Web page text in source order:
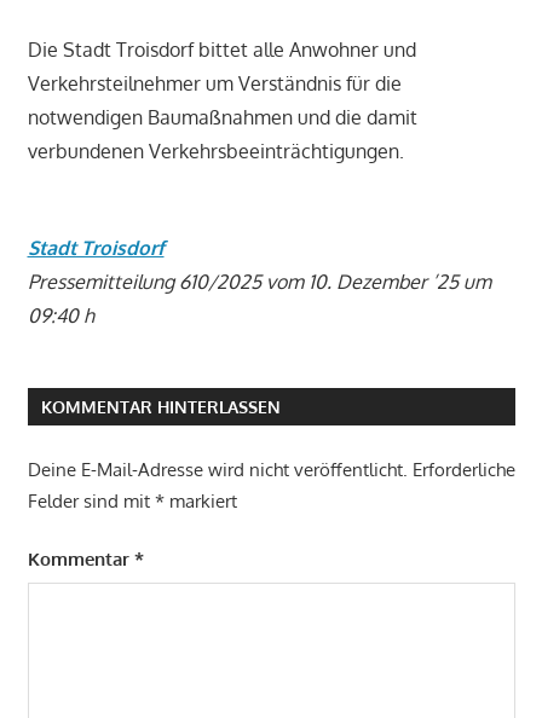
Die Stadt Troisdorf bittet alle Anwohner und
Verkehrsteilnehmer um Verständnis für die
notwendigen Baumaßnahmen und die damit
verbundenen Verkehrsbeeinträchtigungen.
Stadt Troisdorf
Pressemitteilung 610/2025 vom 10. Dezember ’25 um
09:40 h
KOMMENTAR HINTERLASSEN
Deine E-Mail-Adresse wird nicht veröffentlicht. Erforderliche
Felder sind mit *markiert
Kommentar *